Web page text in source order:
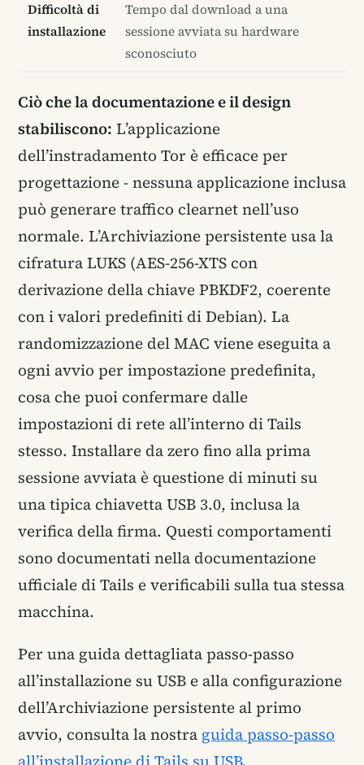
Difficoltà di
installazione
Tempo dal download a una
sessione avviata su hardware
sconosciuto
Ciò che la documentazione e il design
stabiliscono: L’applicazione
dell’instradamento Tor è efficace per
progettazione - nessuna applicazione inclusa
può generare traffico clearnet nell’uso
normale. L’Archiviazione persistente usa la
cifratura LUKS (AES-256-XTS con
derivazione della chiave PBKDF2, coerente
con i valori predefiniti di Debian). La
randomizzazione del MAC viene eseguita a
ogni avvio per impostazione predefinita,
cosa che puoi confermare dalle
impostazioni di rete all’interno di Tails
stesso. Installare da zero fino alla prima
sessione avviata è questione di minuti su
una tipica chiavetta USB 3.0, inclusa la
verifica della firma. Questi comportamenti
sono documentati nella documentazione
ufficiale di Tails e verificabili sulla tua stessa
macchina.
Per una guida dettagliata passo-passo
all’installazione su USB e alla configurazione
dell’Archiviazione persistente al primo
avvio, consulta la nostra guida passo-passo